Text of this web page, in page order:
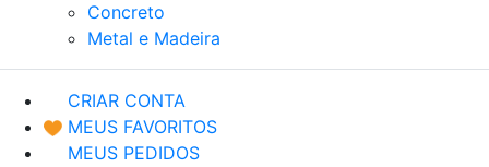
Concreto
Metal e Madeira
CRIAR CONTA
MEUS FAVORITOS
MEUS PEDIDOS